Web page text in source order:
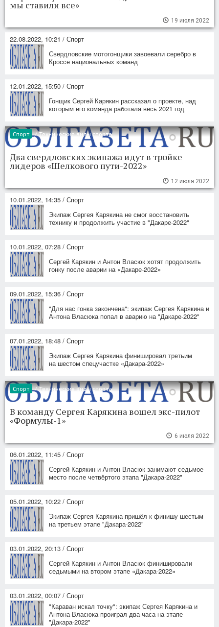
мы ставили все»
19 июля 2022
22.08.2022, 10:21 / Спорт
Свердловские мотогонщики завоевали серебро в
Кроссе национальных команд
12.01.2022, 15:50 / Спорт
Гонщик Сергей Карякин рассказал о проекте, над
которым его команда работала весь 2021 год
Спорт / Технические виды спорта
Два свердловских экипажа идут в тройке
лидеров «Шелкового пути-2022»
12 июля 2022
10.01.2022, 14:35 / Спорт
Экипаж Сергея Карякина не смог восстановить
технику и продолжить участие в "Дакаре-2022"
10.01.2022, 07:28 / Спорт
Сергей Карякин и Антон Власюк хотят продолжить
гонку после аварии на «Дакаре-2022»
09.01.2022, 15:36 / Спорт
"Для нас гонка закончена": экипаж Сергея Карякина и
Антона Власюка попал в аварию на "Дакаре-2022"
07.01.2022, 18:48 / Спорт
Экипаж Сергея Карякина финишировал третьим
на шестом спецучастке «Дакара-2022»
Спорт / Технические виды спорта
В команду Сергея Карякина вошел экс-пилот
«Формулы-1»
6 июля 2022
06.01.2022, 11:45 / Спорт
Сергей Карякин и Антон Власюк занимают седьмое
место после четвёртого этапа "Дакара-2022"
05.01.2022, 10:22 / Спорт
Экипаж Сергея Карякина пришёл к финишу шестым
на третьем этапе "Дакара-2022"
03.01.2022, 20:13 / Спорт
Сергей Карякин и Антон Власюк финишировали
седьмыми на втором этапе «Дакара-2022»
03.01.2022, 00:07 / Спорт
"Караван искал точку": экипаж Сергея Карякина и
Антона Власюка проиграл два часа на этапе
"Дакара-2022"